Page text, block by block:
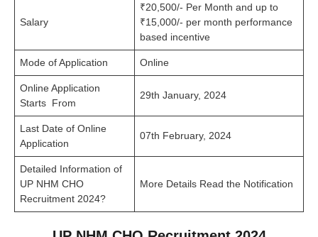
Salary
₹20,500/- Per Month and up to
₹15,000/- per month performance
based incentive
Mode of Application Online
Online Application
Starts From
29th January, 2024
Last Date of Online
Application
07th February, 2024
Detailed Information of
UP NHM CHO
Recruitment 2024?
More Details Read the Notification